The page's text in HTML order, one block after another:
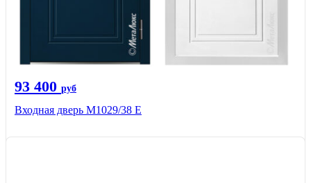
93 400 руб
Входная дверь М1029/38 E